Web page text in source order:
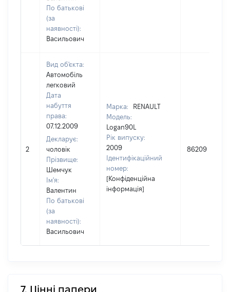
По батькові
(за
наявності):
Васильович
2
Вид об'єкта:
Автомобіль
легковий
Дата
набуття
права:
07.12.2009
Декларує:
чоловік
Прізвище:
Шемчук
Ім'я:
Валентин
По батькові
(за
наявності):
Васильович
Марка:
RENAULT
Модель:
Logan90L
Рік випуску:
2009
Ідентифікаційний
номер:
[Конфіденційна
інформація]
86209
7. Цінні папери